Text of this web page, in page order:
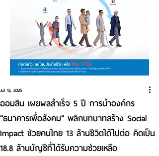
ออมสิน เผยผลสำเร็จ 5 ปี การนำองค์กร
"ธนาคารเพื่อสังคม" พลิกบทบาทสร้าง Social
Impact ช่วยคนไทย 13 ล้านชีวิตได้ไปต่อ คิดเป็น
18.8 ล้านบัญชีที่ได้รับความช่วยเหลือ
Jul 12, 2025